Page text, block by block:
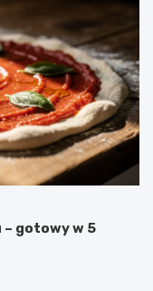
gotowy w 5